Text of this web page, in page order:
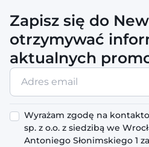
Zapisz się do
otrzymywać
aktualnych
Adres
email
Wyrażam zgodę na
sp. z o.o. z siedzibą we
Antoniego Słonimskiego 1